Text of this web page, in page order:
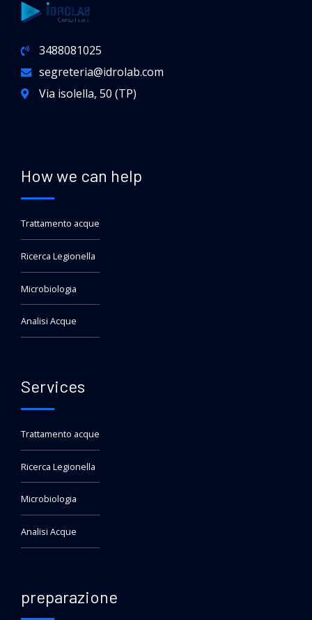
3488081025
segreteria@idrolab.com
Via isolella, 50 (TP)
How we can help
Trattamento acque
Ricerca Legionella
Microbiologia
Analisi Acque
Services
Trattamento acque
Ricerca Legionella
Microbiologia
Analisi Acque
preparazione